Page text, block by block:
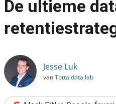
›
Marketing
De ultieme datagedreven
De ultieme
Jesse Luk
vanTotta data lab